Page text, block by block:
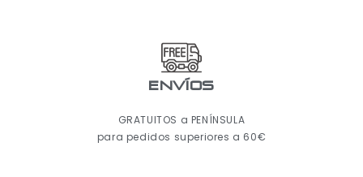
ENVÍOS
GRATUITOS a PENÍNSULA
para pedidos superiores a 60€